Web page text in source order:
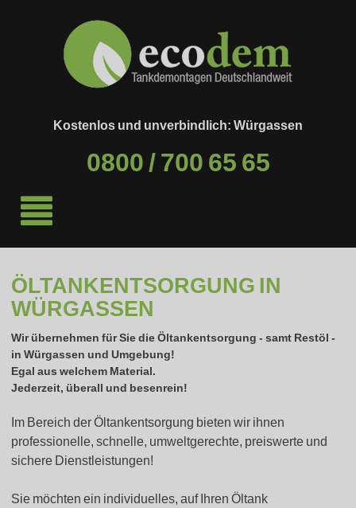
Kostenlos und unverbindlich: Würgassen
0800 / 700 65 65
ÖLTANKENTSORGUNG IN
WÜRGASSEN
Wir übernehmen für Sie die Öltankentsorgung - samt Restöl -
in Würgassen und Umgebung!
Egal aus welchem Material.
Jederzeit, überall und besenrein!
Im Bereich der Öltankentsorgung bieten wir ihnen
professionelle, schnelle, umweltgerechte, preiswerte und
sichere Dienstleistungen!
Sie möchten ein individuelles, auf Ihren Öltank